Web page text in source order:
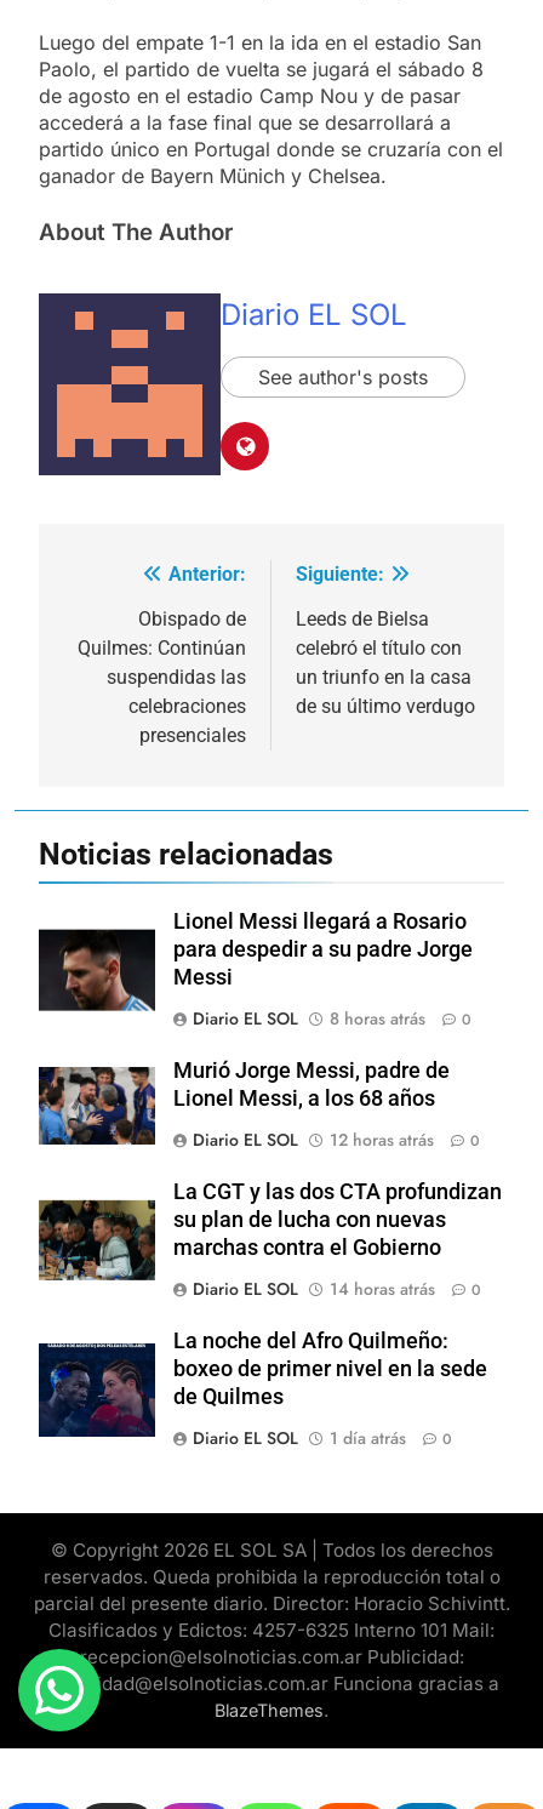
Luego del empate 1-1 en la ida en el estadio San
Paolo, el partido de vuelta se jugará el sábado 8
de agosto en el estadio Camp Nou y de pasar
accederá a la fase final que se desarrollará a
partido único en Portugal donde se cruzaría con el
ganador de Bayern Münich y Chelsea.
About The Author
Diario EL SOL
See author's posts
Navegación
entradas
Anterior:
Obispado de
Quilmes: Continúan
suspendidas las
celebraciones
presenciales
Siguiente:
Leeds de Bielsa
celebró el título con
un triunfo en la casa
de su último verdugo
Noticias relacionadas
Lionel Messi llegará a Rosario
para despedir a su padre Jorge
Messi
Diario EL SOL
8 horas atrás 0
Murió Jorge Messi, padre de
Lionel Messi, a los 68 años
Diario EL SOL
12 horas atrás 0
La CGT y las dos CTA profundizan
su plan de lucha con nuevas
marchas contra el Gobierno
Diario EL SOL
14 horas atrás 0
La noche del Afro Quilmeño:
boxeo de primer nivel en la sede
de Quilmes
Diario EL SOL
1 día atrás 0
© Copyright 2026 EL SOL SA | Todos los derechos
reservados. Queda prohibida la reproducción total o
parcial del presente diario. Director: Horacio Schivintt.
Clasificados y Edictos: 4257-6325 Interno 101 Mail:
recepcion@elsolnoticias.com.ar Publicidad:
publicidad@elsolnoticias.com.ar Funciona gracias a
BlazeThemes.